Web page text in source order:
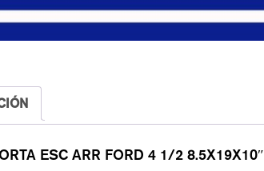
ESC ARR FORD 4 1/2 8.5X19X10″